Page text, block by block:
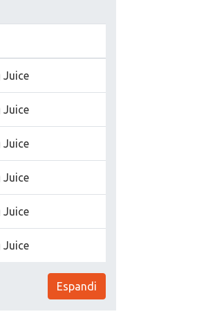
Juice
Juice
Juice
Juice
Juice
Juice
Espandi